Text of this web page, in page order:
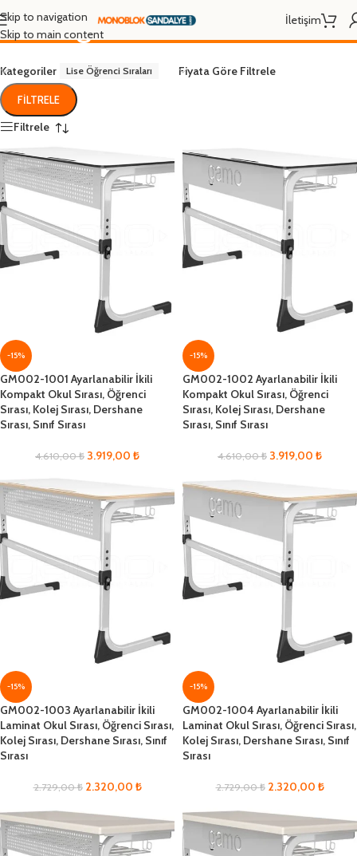
Skip to navigation
Skip to main content
İletişim
Lise Öğrenci Sıraları
Kategoriler Lise Öğrenci Sıraları Fiyata Göre Filtrele
FILTRELE
Filtrele
-15%
GM002-1001 Ayarlanabilir İkili
Kompakt Okul Sırası, Öğrenci
Sırası, Kolej Sırası, Dershane
Sırası, Sınıf Sırası
4.610,00₺ 3.919,00 ₺
-15%
GM002-1002 Ayarlanabilir İkili
Kompakt Okul Sırası, Öğrenci
Sırası, Kolej Sırası, Dershane
Sırası, Sınıf Sırası
4.610,00₺ 3.919,00 ₺
-15%
GM002-1003 Ayarlanabilir İkili
Laminat Okul Sırası, Öğrenci Sırası,
Kolej Sırası, Dershane Sırası, Sınıf
Sırası
2.729,00₺ 2.320,00 ₺
-15%
GM002-1004 Ayarlanabilir İkili
Laminat Okul Sırası, Öğrenci Sırası,
Kolej Sırası, Dershane Sırası, Sınıf
Sırası
2.729,00₺ 2.320,00 ₺